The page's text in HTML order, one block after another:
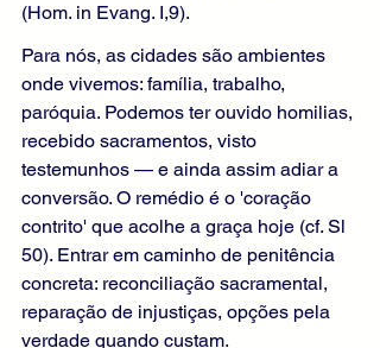
(Hom. in Evang. I,9).
Para nós, as cidades são ambientes
onde vivemos: família, trabalho,
paróquia. Podemos ter ouvido homilias,
recebido sacramentos, visto
testemunhos — e ainda assim adiar a
conversão. O remédio é o 'coração
contrito' que acolhe a graça hoje (cf. Sl
50). Entrar em caminho de penitência
concreta: reconciliação sacramental,
reparação de injustiças, opções pela
verdade quando custam.